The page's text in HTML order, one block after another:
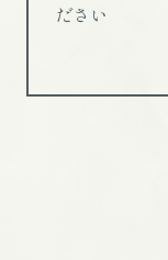
ださい